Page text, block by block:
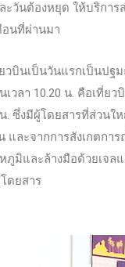
วันต้องหยุด ให้บริการ
อนที่ผ่านมา
วบินเป็นวันแรกเป็นปฐ
วลา 10.20 น. คือเที่ยว
. ซึ่งมีผู้โดยสารที่ส่วนใ
ละจากการสังเกตกา
มิและล้างมือด้วยเจล
ดยสาร